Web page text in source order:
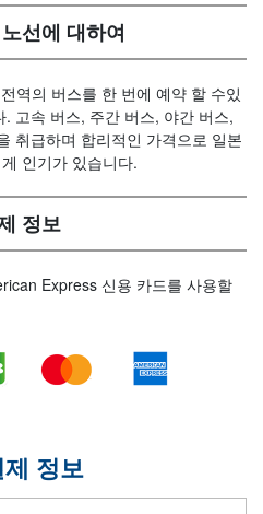
선에 대하여
역의 버스를 한 번에 예약 할 수있
고속 버스, 주간 버스, 야간 버스,
취급하며 합리적인 가격으로 일본
인기가 있습니다.
정보
Express 신용 카드를 사용할
제 정보